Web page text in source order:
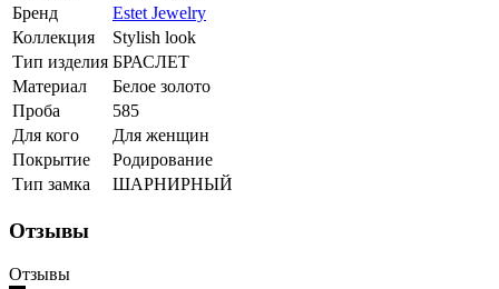
Бренд
Estet Jewelry
Коллекция
Stylish look
Тип изделия БРАСЛЕТ
Материал
Белое золото
Проба
585
Для кого
Для женщин
Покрытие
Родирование
Тип замка
ШАРНИРНЫЙ
Отзывы
Отзывы